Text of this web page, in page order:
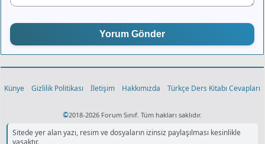
Yorum Gönder
Künye Gizlilik Politikası İletişim Hakkımızda Türkçe Ders Kitabı Cevapları
©2018-2026 Forum Sınıf. Tüm hakları saklıdır.
Sitede yer alan yazı, resim ve dosyaların izinsiz paylaşılması kesinlikle